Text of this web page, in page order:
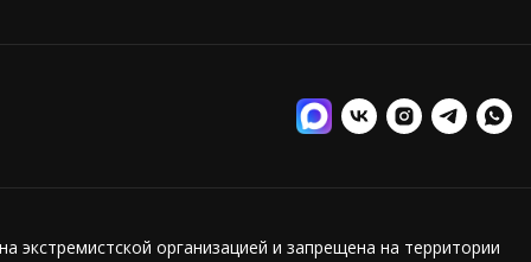
экстремистской организацией и запрещена на территории